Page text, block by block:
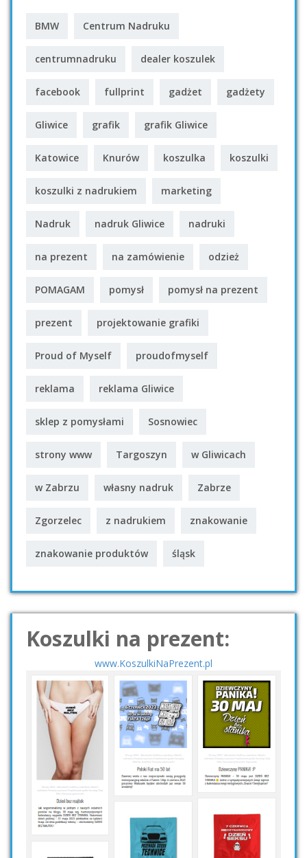
BMW Centrum Nadruku
centrumnadruku dealer koszulek
facebook fullprint gadżet gadżety
Gliwice grafik grafik Gliwice
Katowice Knurów koszulka koszulki
koszulki z nadrukiem marketing
Nadruk nadruk Gliwice nadruki
na prezent na zamówienie odzież
POMAGAM pomysł pomysł na prezent
prezent projektowanie grafiki
Proud of Myself proudofmyself
reklama reklama Gliwice
sklep z pomysłami Sosnowiec
strony www Targoszyn w Gliwicach
w Zabrzu własny nadruk Zabrze
Zgorzelec z nadrukiem znakowanie
znakowanie produktów śląsk
Koszulki na prezent:
www.KoszulkiNaPrezent.pl